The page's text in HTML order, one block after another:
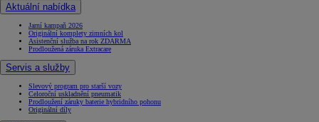
Aktuální nabídka
Jarní kampaň 2026
Originální komplety zimních kol
Asistenční služba na rok ZDARMA
Prodloužená záruka Extracare
Servis a služby
Slevový program pro starší vozy
Celoroční uskladnění pneumatik
Prodloužení záruky baterie hybridního pohonu
Originální díly